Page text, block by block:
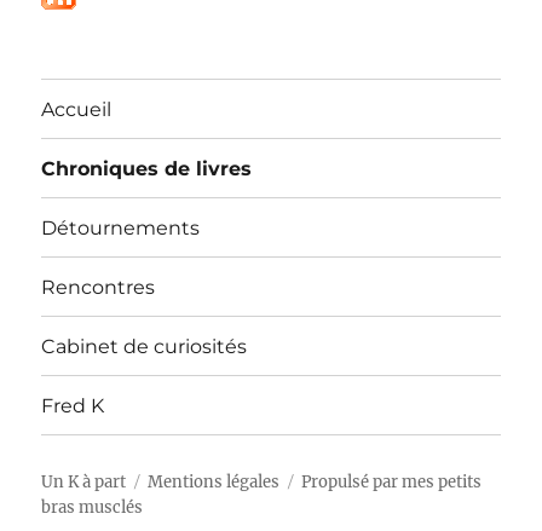
Accueil
Chroniques de livres
Détournements
Rencontres
Cabinet de curiosités
Fred K
Un K à part Mentions légales
Propulsé par mes petits
bras musclés